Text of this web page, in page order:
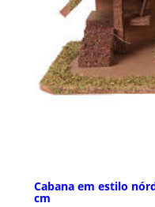
Cabana em estilo
cm